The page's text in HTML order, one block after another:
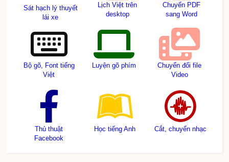
Sát hạch lý thuyết
lái xe
Lịch Việt trên
desktop
Chuyển PDF
sang Word
Bộ gõ, Font tiếng
Việt
Luyện gõ phím
Chuyển đổi file
Video
Thủ thuật
Facebook
Học tiếng Anh Cắt, chuyển nhạc